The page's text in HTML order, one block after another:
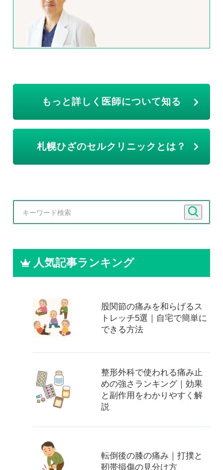
もっと詳しく医師について知る
札幌ひざのセルクリニックとは？
人気記事ランキング
股関節の痛みを和らげるス
トレッチ5選｜自宅で簡単に
できる方法
整形外科で使われる痛み止
めの強さランキング｜効果
と副作用をわかりやすく解
説
転倒後の膝の痛み｜打撲と
靭帯損傷の見分け方